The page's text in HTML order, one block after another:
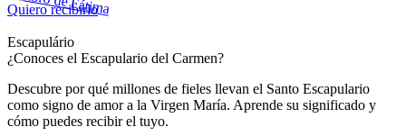
Quiero recibirlo
Escapulário
¿Conoces el Escapulario del Carmen?
Descubre por qué millones de fieles llevan el Santo Escapulario
como signo de amor a la Virgen María. Aprende su significado y
cómo puedes recibir el tuyo.